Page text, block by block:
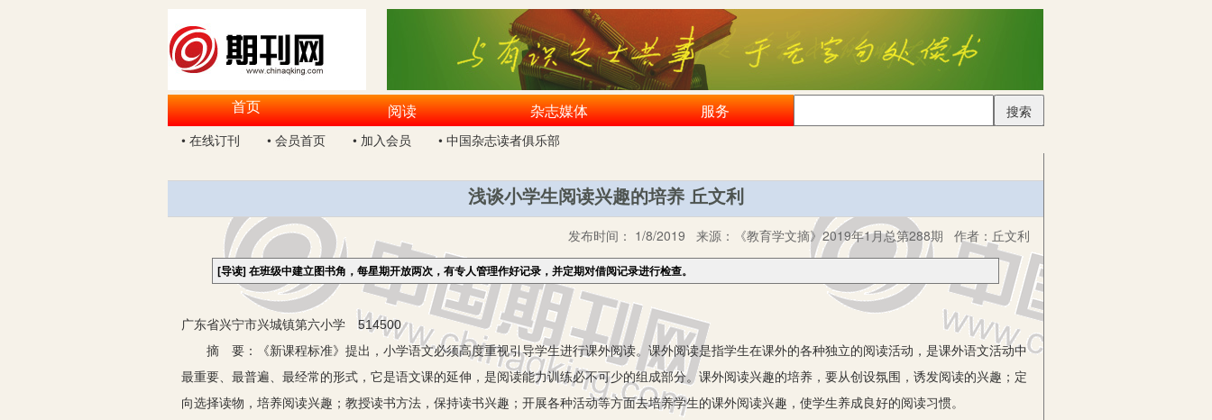
首页 阅读 杂志媒体 服务
搜索
• 在线订刊
• 会员首页 • 加入会员 • 中国杂志读者俱乐部
浅谈小学生阅读兴趣的培养 丘文利
发布时间： 1/8/2019 来源： 《教育学文摘》2019年1月总第288期 作者： 丘文利
[导读]在班级中建立图书角，每星期开放两次，有专人管理作好记录，并定期对借阅记录进行检查。
广东省兴宁市兴城镇第六小学 514500
摘 要：《新课程标准》提出，小学语文必须高度重视引导学生进行课外阅读。课外阅读是指学生在课外的各种独立的阅读活动，是课外语文活动中
最重要、最普遍、最经常的形式，它是语文课的延伸，是阅读能力训练必不可少的组成部分。课外阅读兴趣的培养，要从创设氛围，诱发阅读的兴趣；定
向选择读物，培养阅读兴趣；教授读书方法，保持读书兴趣；开展各种活动等方面去培养学生的课外阅读兴趣，使学生养成良好的阅读习惯。